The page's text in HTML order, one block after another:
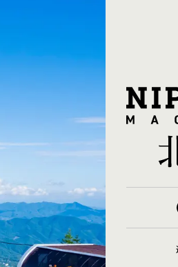
自然・四季 観光
テレワーク環境・副業
体験・アクティビティ
子育て・教育 季節の暮らし 小淵沢
暮らしインフラ 武川エリア
度 空き家活用事例 自然体験 長坂